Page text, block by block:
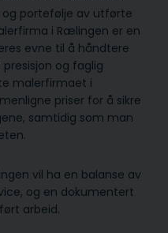
og portefølje av utførte
i Rælingen er en
evne til å håndtere
og faglig
malerfirmaet i
priser for å sikre
samtidig som man
vil ha en balanse av
og en dokumentert
arbeid.